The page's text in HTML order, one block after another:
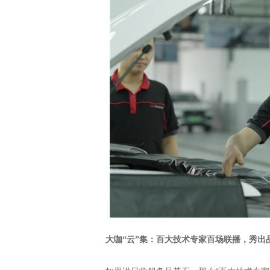
大咖“云”集：百大技术专家百场联播，秀出